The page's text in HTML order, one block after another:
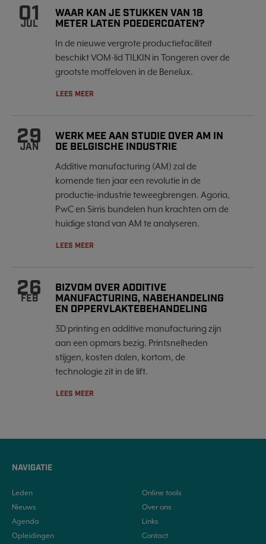
01
JUL
WAAR KAN JE STUKKEN VAN 18
METER LATEN POEDERCOATEN?
In de nieuwe vergrote productiefaciliteit
beschikt VOM-lid TILKIN in Tongeren over de
grootste moffeloven in de Benelux.
LEES MEER
29
JAN
WERK MEE AAN STUDIE OVER AM IN
DE BELGISCHE INDUSTRIE
Additive manufacturing (AM) zal de
komende tien jaar een revolutie in de
productie-industrie teweegbrengen. Agoria,
PwC en Sirris bundelen hun krachten om de
huidige stand van AM te analyseren.
LEES MEER
26
FEB
BIZVOM OVER ADDITIVE
MANUFACTURING, NABEHANDELING
EN OPPERVLAKTEBEHANDELING
3D printing en additive manufacturing zijn
aan een opmars bezig. Printsnelheden
stijgen, kosten dalen, kortom, de
technologie zit in de lift.
LEES MEER
NAVIGATIE
Leden
Nieuws
Agenda
Opleidingen
Online tools
Over ons
Links
Contact